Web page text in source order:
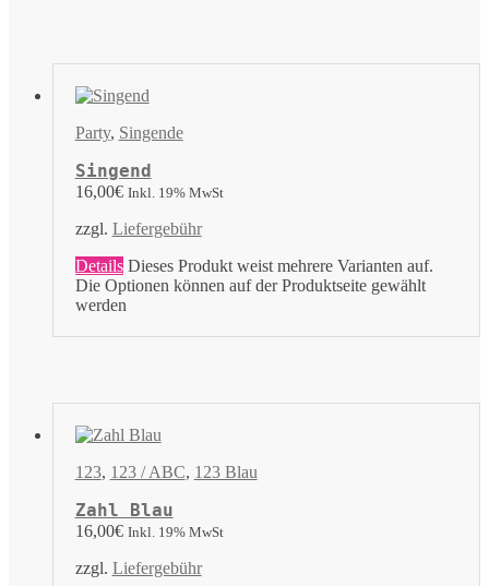
Party, Singende
Singend
16,00€ Inkl. 19% MwSt
zzgl. Liefergebühr
Details Dieses Produkt weist mehrere Varianten auf.
Die Optionen können auf der Produktseite gewählt
werden
123, 123 / ABC, 123 Blau
Zahl Blau
16,00€ Inkl. 19% MwSt
zzgl. Liefergebühr